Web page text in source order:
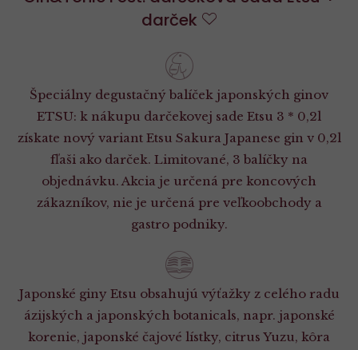
darček
Špeciálny degustačný balíček japonských ginov
ETSU: k nákupu darčekovej sade Etsu 3 * 0,2l
získate nový variant Etsu Sakura Japanese gin v 0,2l
fľaši ako darček. Limitované, 3 balíčky na
objednávku. Akcia je určená pre koncových
zákazníkov, nie je určená pre veľkoobchody a
gastro podniky.
Japonské giny Etsu obsahujú výťažky z celého radu
ázijských a japonských botanicals, napr. japonské
korenie, japonské čajové lístky, citrus Yuzu, kôra